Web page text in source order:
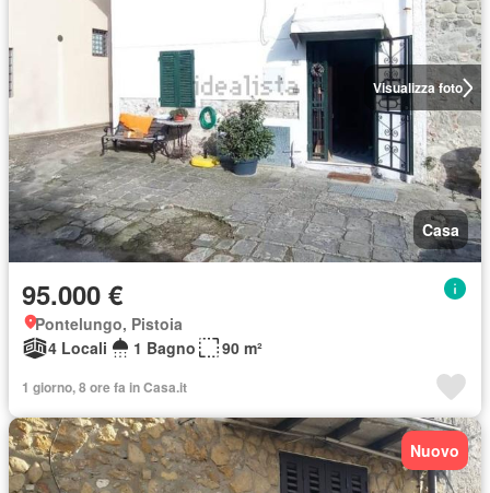
Visualizza foto
Casa
95.000 €
Pontelungo, Pistoia
4 Locali
1 Bagno 90 m²
1 giorno, 8 ore fa in Casa.it
Nuovo